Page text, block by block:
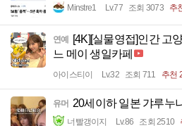
Minstre1 Lv.77 조회 3073 추
연예
[4K][실물영접]인간 고
느 메이 생일카페
아이스티이 Lv.32 조회 711 추천
유머 20세이하 일본 갸루누
너빨갱이지 Lv.86 조회 2510